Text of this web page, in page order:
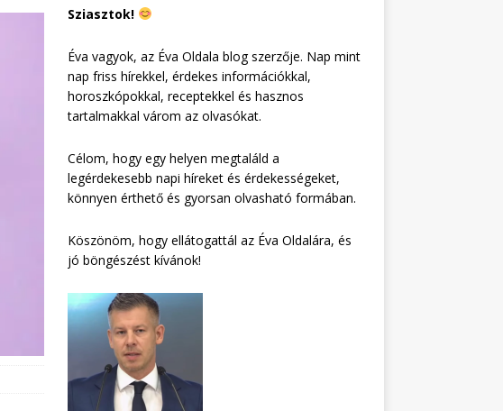
Sziasztok!
Éva vagyok, az Éva Oldala blog szerzője. Nap mint
nap friss hírekkel, érdekes információkkal,
horoszkópokkal, receptekkel és hasznos
tartalmakkal várom az olvasókat.
Célom, hogy egy helyen megtaláld a
legérdekesebb napi híreket és érdekességeket,
könnyen érthető és gyorsan olvasható formában.
Köszönöm, hogy ellátogattál az Éva Oldalára, és
jó böngészést kívánok!